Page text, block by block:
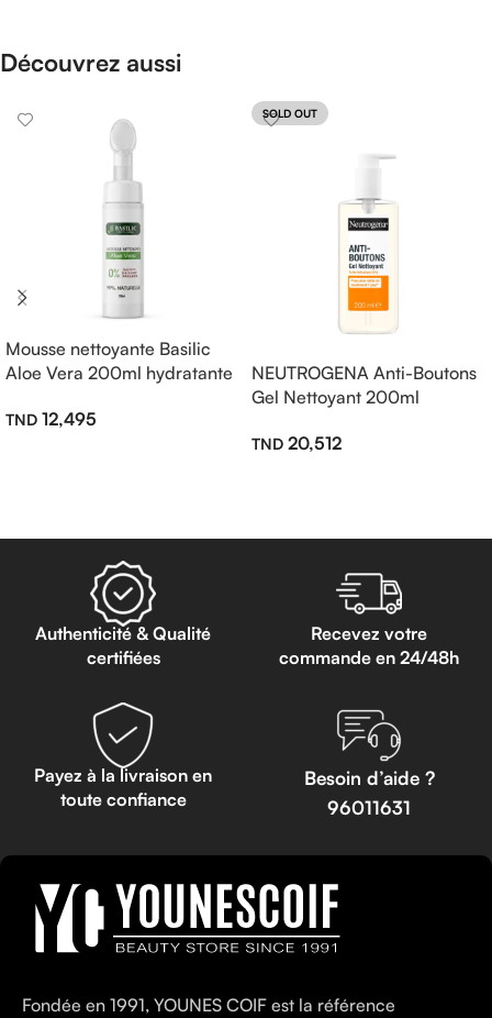
Découvrez aussi
Mousse nettoyante Basilic
Aloe Vera 200ml hydratante
12,495
SOLD OUT
NEUTROGENA Anti-Boutons
Gel Nettoyant 200ml
20,512
Authenticité & Qualité
certifiées
Recevez votre
commande en 24/48h
Payez à la livraison en
toute confiance
Besoin d’aide ?
96011631
Fondée en 1991, YOUNES COIF est la référence